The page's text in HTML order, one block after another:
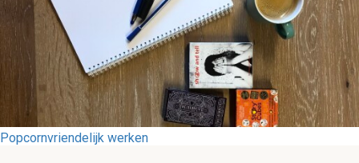
Popcornvriendelijk werken